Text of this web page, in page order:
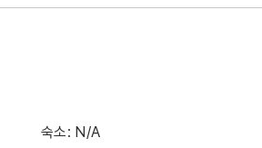
숙소: N/A